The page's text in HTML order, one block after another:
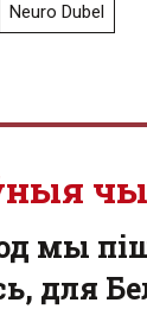
Neuro Dubel
мы
для